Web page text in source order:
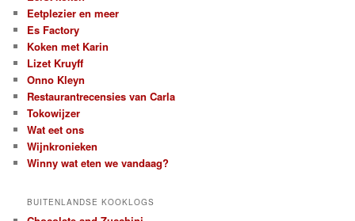
Eetplezier en meer
Es Factory
Koken met Karin
Lizet Kruyff
Onno Kleyn
Restaurantrecensies van Carla
Tokowijzer
Wat eet ons
Wijnkronieken
Winny wat eten we vandaag?
BUITENLANDSE KOOKLOGS